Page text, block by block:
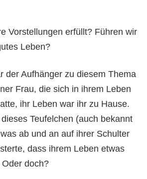
Vorstellungen erfüllt? Führen wir
Leben?
der Aufhänger zu diesem Thema
Frau, die sich in ihrem Leben
ihr Leben war ihr zu Hause.
Teufelchen (auch bekannt
ab und an auf ihrer Schulter
dass ihrem Leben etwas
doch?